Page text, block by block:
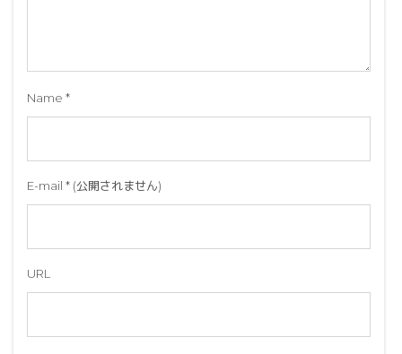
Name *
E-mail * (公開されません)
URL